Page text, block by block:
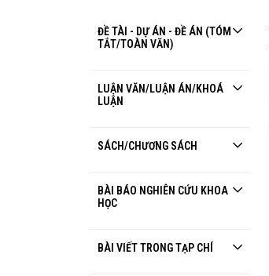
ĐỀ TÀI - DỰ ÁN - ĐỀ ÁN (TÓM
TẮT/TOÀN VĂN)
LUẬN VĂN/LUẬN ÁN/KHOÁ
LUẬN
SÁCH/CHƯƠNG SÁCH
BÀI BÁO NGHIÊN CỨU KHOA
HỌC
BÀI VIẾT TRONG TẠP CHÍ